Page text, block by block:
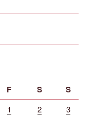
F S S
1 2
3